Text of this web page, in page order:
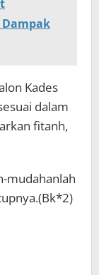
Kades
dalam
fitanh,
mudahanlah